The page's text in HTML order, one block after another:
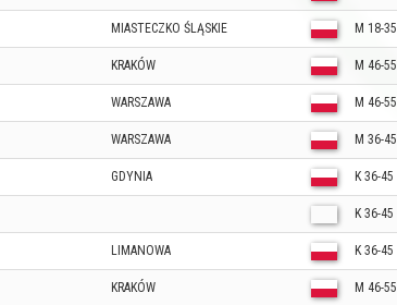
MIASTECZKO ŚLĄSKIE M 18-35
KRAKÓW M 46-55
WARSZAWA M 46-55
WARSZAWA M 36-45
GDYNIA K 36-45
K 36-45
LIMANOWA K 36-45
KRAKÓW M 46-55